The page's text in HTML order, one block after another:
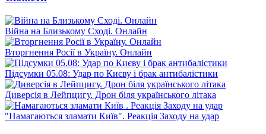
Війна на Близькому Сході. Онлайн
Вторгнення Росії в Україну. Онлайн
Підсумки 05.08: Удар по Києву і брак антибалістики
Диверсія в Лейпцигу. Дрон біля українського літака
"Намагаються зламати Київ". Реакція Заходу на удар